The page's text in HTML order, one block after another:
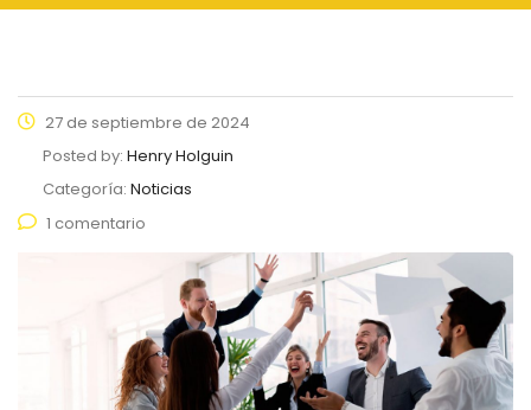
27 de septiembre de 2024
Posted by: Henry Holguin
Categoría: Noticias
1 comentario